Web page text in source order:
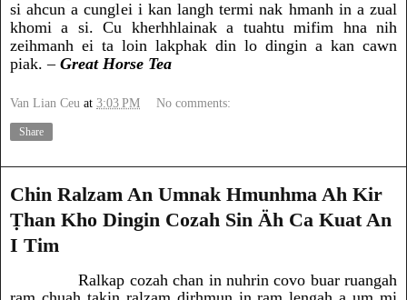
si ahcun a cunglei i kan langh termi nak hmanh in a zual
khomi a si. Cu kherhhlainak a tuahtu mifim hna nih
zeihmanh ei ta loin lakphak din lo dingin a kan cawn
piak. – Great Horse Tea
Van Lian Ceu at 3:03 PM No comments:
Share
Chin Ralzam An Umnak Hmunhma Ah Kir
Ṭhan Kho Dingin Cozah Sin Äh Ca Kuat An
I Tim
Ralkap cozah chan in nuhrin covo buar ruangah